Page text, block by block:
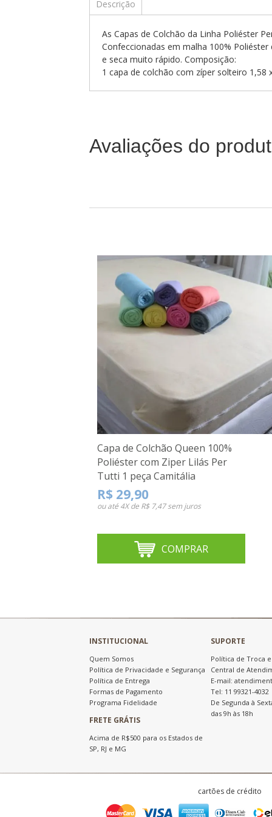
Descrição
As Capas de Colchão da Linha Poliéster
Confeccionadas em malha 100%
e seca muito rápido. Composição:
1 capa de colchão com zíper solteiro 1,58
Avaliações do
Capa de Colchão Queen 100%
Poliéster com Ziper Lilás Per
Tutti 1 peça Camitália
R$ 29,90
ou até 4X de R$ 7,47sem juros
COMPRAR
INSTITUCIONAL
Quem Somos
Política de Privacidade e Segurança
Política de Entrega
Formas de Pagamento
Programa Fidelidade
FRETE GRÁTIS
Acima de R$500 para os Estados de
SP, RJ e MG
SUPORTE
Política de Troca
Central de
E-mail:
Tel: 11 99321-4032
De Segunda à
das 9h às 18h
cartões de crédito